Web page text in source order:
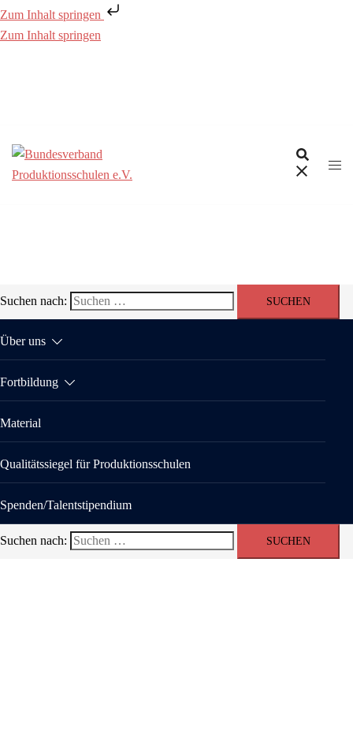
Zum Inhalt springen
Zum Inhalt springen
Suchen nach:
Über uns
Fortbildung
Material
Qualitätssiegel für Produktionsschulen
Spenden/Talentstipendium
Suchen nach: